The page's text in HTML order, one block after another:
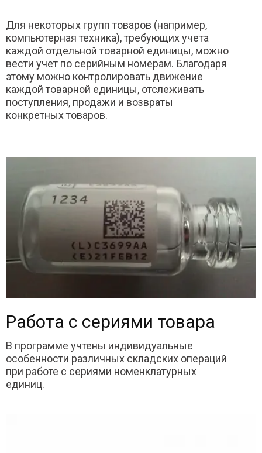
Для некоторых групп товаров (например,
компьютерная техника), требующих учета
каждой отдельной товарной единицы, можно
вести учет по серийным номерам. Благодаря
этому можно контролировать движение
каждой товарной единицы, отслеживать
поступления, продажи и возвраты
конкретных товаров.
Работа с сериями товара
В программе учтены индивидуальные
особенности различных складских операций
при работе с сериями номенклатурных
единиц.